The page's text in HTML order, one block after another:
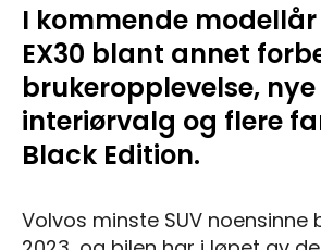
I kommende
EX30 blant annet
brukeropplevelse, nye
interiørvalg og flere
Black Edition.
Volvos minste SUV noensinne